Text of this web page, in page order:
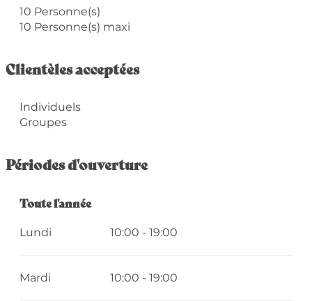
10 Personne(s)
10 Personne(s) maxi
Clientèles acceptées
Individuels
Groupes
Périodes d'ouverture
Toute l'année
Toute l'année
Lundi 10:00 - 19:00
Mardi 10:00 - 19:00